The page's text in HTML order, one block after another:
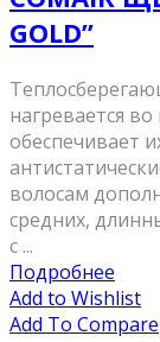
GOLD”
нагревается
обеспечивает
волосам
средних,
с ...
Подробнее
Add to Wishlist
Add To Compare